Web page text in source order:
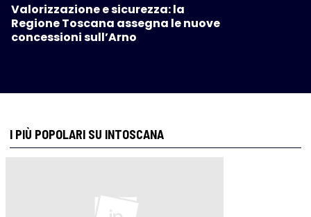
Valorizzazione e sicurezza: la
Regione Toscana assegna le nuove
concessioni sull’Arno
I PIÙ POPOLARI SU INTOSCANA